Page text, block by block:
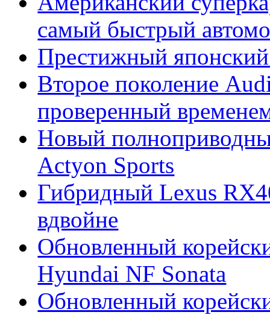
самый быстрый
Престижный
Второе поколение
проверенный
Новый
Actyon Sports
Гибридный Lexus
вдвойне
Обновленный
Hyundai NF Sonata
Обновленный